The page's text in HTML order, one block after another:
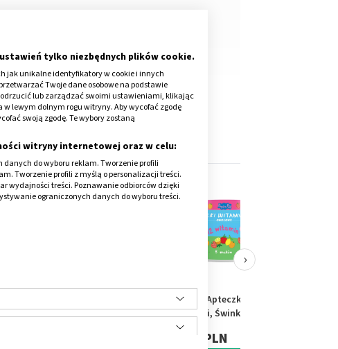
krem,p/oczy,odzyw,swiet.,maslo
Domowa Apteczka Żelki
witaminki, Świnka Peppa,
180 g (ok. 60 szt.)
26,89 PLN
›
tylko niezbędnych plików cookie.
jak unikalne identyfikatory w cookie i innych
Twoje dane osobowe na podstawie
lub zarządzać swoimi ustawieniami, klikając
lewym dolnym rogu witryny. Aby wycofać zgodę
swoją zgodę. Te wybory zostaną
witryny internetowej oraz w celu:
do wyboru reklam. Tworzenie profili
Tworzenie profili z myślą o personalizacji treści.
wydajności treści. Poznawanie odbiorców dzięki
ograniczonych danych do wyboru treści.